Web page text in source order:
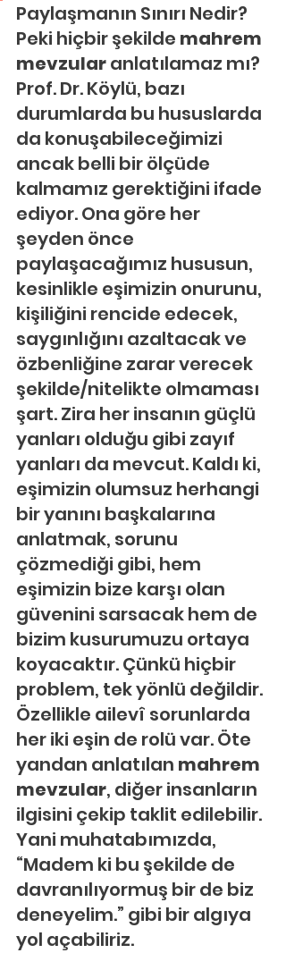
Paylaşmanın Sınırı Nedir?
Peki hiçbir şekilde mahrem
mevzular anlatılamaz mı?
Prof. Dr. Köylü, bazı
durumlarda bu hususlarda
da konuşabileceğimizi
ancak belli bir ölçüde
kalmamız gerektiğini ifade
ediyor. Ona göre her
şeyden önce
paylaşacağımız hususun,
kesinlikle eşimizin onurunu,
kişiliğini rencide edecek,
saygınlığını azaltacak ve
özbenliğine zarar verecek
şekilde/nitelikte olmaması
şart. Zira her insanın güçlü
yanları olduğu gibi zayıf
yanları da mevcut. Kaldı ki,
eşimizin olumsuz herhangi
bir yanını başkalarına
anlatmak, sorunu
çözmediği gibi, hem
eşimizin bize karşı olan
güvenini sarsacak hem de
bizim kusurumuzu ortaya
koyacaktır. Çünkü hiçbir
problem, tek yönlü değildir.
Özellikle ailevî sorunlarda
her iki eşin de rolü var. Öte
yandan anlatılan mahrem
mevzular, diğer insanların
ilgisini çekip taklit edilebilir.
Yani muhatabımızda,
“Madem ki bu şekilde de
davranılıyormuş bir de biz
deneyelim.” gibi bir algıya
yol açabiliriz.